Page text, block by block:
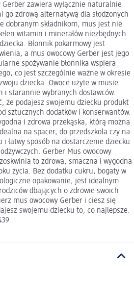
Gerber zawiera wyłącznie naturalnie
go zdrową alternatywą dla słodzonych
dobranym składnikom, mus jest nie
witamin i minerałów niezbędnych
Błonnik pokarmowy jest
a mus owocowy Gerber jest jego
spożywanie błonnika wspiera
co jest szczególnie ważne w okresie
dziecka. Owoce użyte w musie
i starannie wybranych dostawców.
że podajesz swojemu dziecku produkt
sztucznych dodatków i konserwantów.
i zdrowa przekąska, którą można
na spacer, do przedszkola czy na
i łatwy sposób na dostarczenie dziecku
Gerber Mus owocowy
to zdrowa, smaczna i wygodna
życia. Bez dodatku cukru, bogaty w
opakowanie, jest idealnym
dbających o zdrowie swoich
mus owocowy Gerber i ciesz się
swojemu dziecku to, co najlepsze.